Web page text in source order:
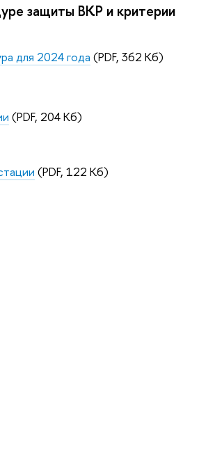
защиты ВКР и критерии
для 2024 года (PDF, 362 Кб)
(PDF, 204 Кб)
(PDF, 122 Кб)